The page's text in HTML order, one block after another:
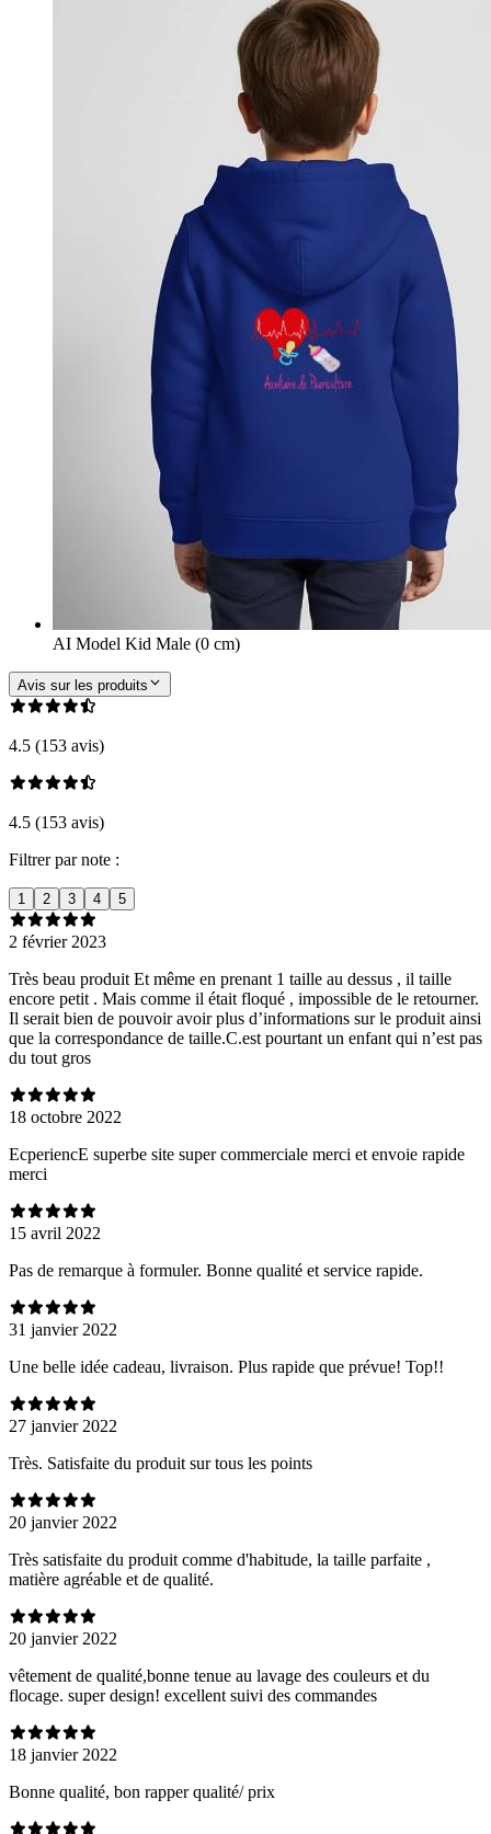
AI Model Kid Male (0 cm)
Avis sur les produits
4.5 (153 avis)
4.5 (153 avis)
Filtrer par note :
1 2 3 4 5
2 février 2023
Très beau produit Et même en prenant 1 taille au dessus , il taille
encore petit . Mais comme il était floqué , impossible de le retourner.
Il serait bien de pouvoir avoir plus d’informations sur le produit ainsi
que la correspondance de taille.C.est pourtant un enfant qui n’est pas
du tout gros
18 octobre 2022
EcperiencE superbe site super commerciale merci et envoie rapide
merci
15 avril 2022
Pas de remarque à formuler. Bonne qualité et service rapide.
31 janvier 2022
Une belle idée cadeau, livraison. Plus rapide que prévue! Top!!
27 janvier 2022
Très. Satisfaite du produit sur tous les points
20 janvier 2022
Très satisfaite du produit comme d'habitude, la taille parfaite ,
matière agréable et de qualité.
20 janvier 2022
vêtement de qualité,bonne tenue au lavage des couleurs et du
flocage. super design! excellent suivi des commandes
18 janvier 2022
Bonne qualité, bon rapper qualité/ prix